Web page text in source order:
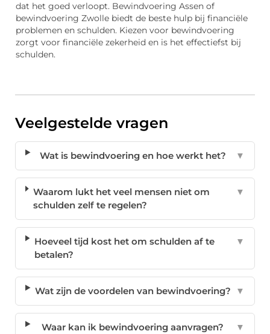
dat het goed verloopt. Bewindvoering Assen of
bewindvoering Zwolle biedt de beste hulp bij financiële
problemen en schulden. Kiezen voor bewindvoering
zorgt voor financiële zekerheid en is het effectiefst bij
schulden.
Veelgestelde vragen
Wat is bewindvoering en hoe werkt het? ▼
Waarom lukt het veel mensen niet om
schulden zelf te regelen?
▼
Hoeveel tijd kost het om schulden af te
betalen?
▼
Wat zijn de voordelen van bewindvoering? ▼
Waar kan ik bewindvoering aanvragen? ▼